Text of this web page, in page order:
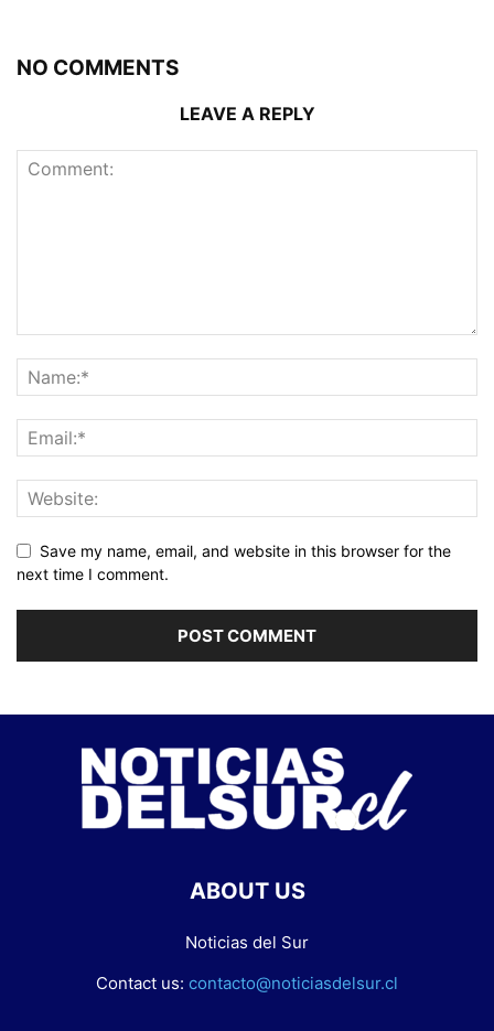
NO COMMENTS
LEAVE A REPLY
Save my name, email, and website in this browser for the
next time I comment.
ABOUT US
Noticias del Sur
Contact us: contacto@noticiasdelsur.cl